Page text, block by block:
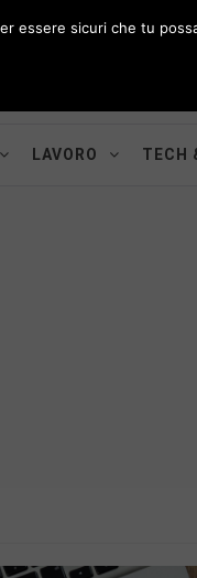
LAVORO TECH
essere sicuri che tu